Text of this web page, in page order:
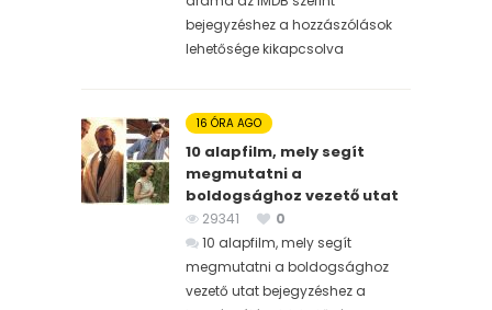
bejegyzéshez a hozzászólások
lehetősége kikapcsolva
16 ÓRA AGO
10 alapfilm, mely segít
megmutatni a
boldogsághoz vezető utat
29341
0
10 alapfilm, mely segít
megmutatni a boldogsághoz
vezető utat bejegyzéshez a